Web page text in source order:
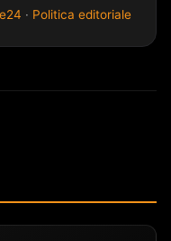
· Politica editoriale